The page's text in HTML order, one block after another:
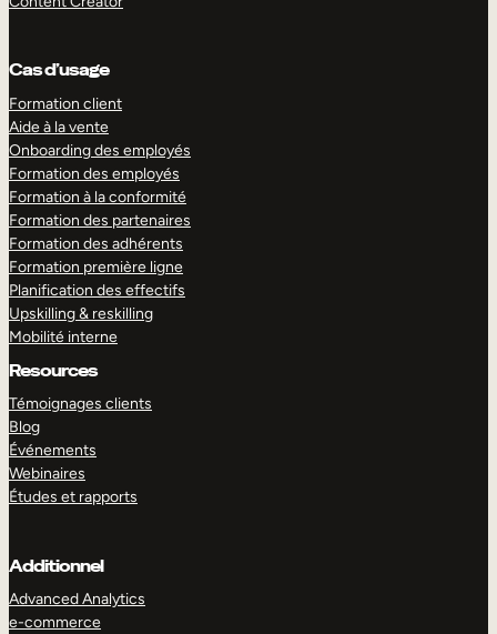
Cas d’usage
Formation client
Aide à la vente
Onboarding des employés
Formation des employés
Formation à la conformité
Formation des partenaires
Formation des adhérents
Formation première ligne
Planification des effectifs
Upskilling & reskilling
Mobilité interne
Resources
Témoignages clients
Blog
Événements
Webinaires
Études et rapports
Additionnel
Advanced Analytics
e-commerce